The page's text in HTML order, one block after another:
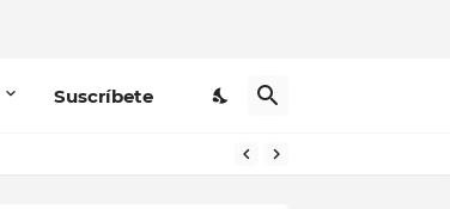
Suscríbete